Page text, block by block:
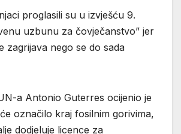
proglasili su u izvješću 9.
uzbunu za čovječanstvo” jer
zagrijava nego se do sada
a Antonio Guterres ocijenio je
označilo kraj fosilnim gorivima,
dodjeluje licence za